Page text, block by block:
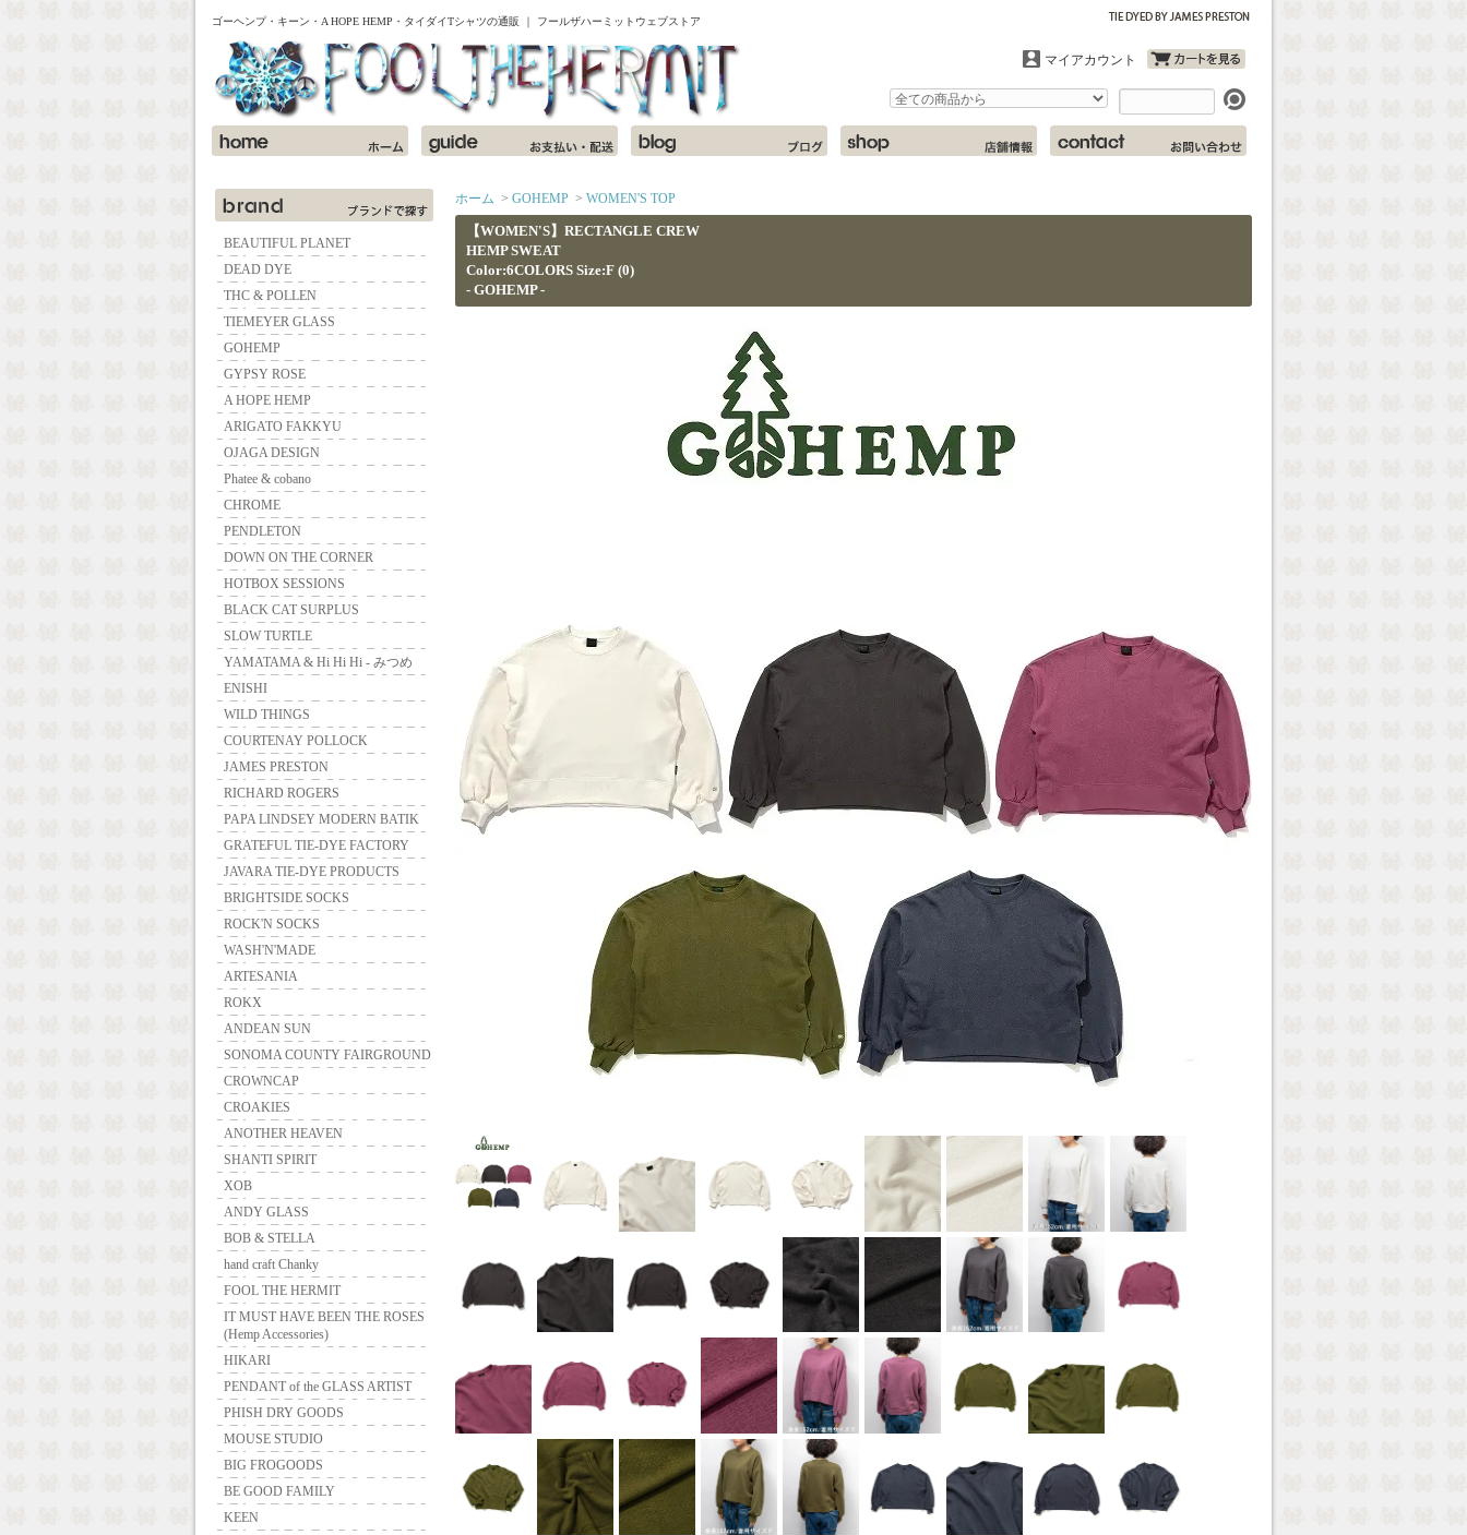
ゴーヘンプ・キーン・A HOPE HEMP・タイダイTシャツの通販 ｜ フールザハーミットウェブストア
マイアカウント
BEAUTIFUL PLANET
DEAD DYE
THC & POLLEN
TIEMEYER GLASS
GOHEMP
GYPSY ROSE
A HOPE HEMP
ARIGATO FAKKYU
OJAGA DESIGN
Phatee & cobano
CHROME
PENDLETON
DOWN ON THE CORNER
HOTBOX SESSIONS
BLACK CAT SURPLUS
SLOW TURTLE
YAMATAMA & Hi Hi Hi - みつめ
ENISHI
WILD THINGS
COURTENAY POLLOCK
JAMES PRESTON
RICHARD ROGERS
PAPA LINDSEY MODERN BATIK
GRATEFUL TIE-DYE FACTORY
JAVARA TIE-DYE PRODUCTS
BRIGHTSIDE SOCKS
ROCK'N SOCKS
WASH'N'MADE
ARTESANIA
ROKX
ANDEAN SUN
SONOMA COUNTY FAIRGROUND
CROWNCAP
CROAKIES
ANOTHER HEAVEN
SHANTI SPIRIT
XOB
ANDY GLASS
BOB & STELLA
hand craft Chanky
FOOL THE HERMIT
IT MUST HAVE BEEN THE ROSES
(Hemp Accessories)
HIKARI
PENDANT of the GLASS ARTIST
PHISH DRY GOODS
MOUSE STUDIO
BIG FROGOODS
BE GOOD FAMILY
KEEN
ホーム > GOHEMP > WOMEN'S TOP
【WOMEN'S】RECTANGLE CREW
HEMP SWEAT
Color:6COLORS Size:F (0)
- GOHEMP -